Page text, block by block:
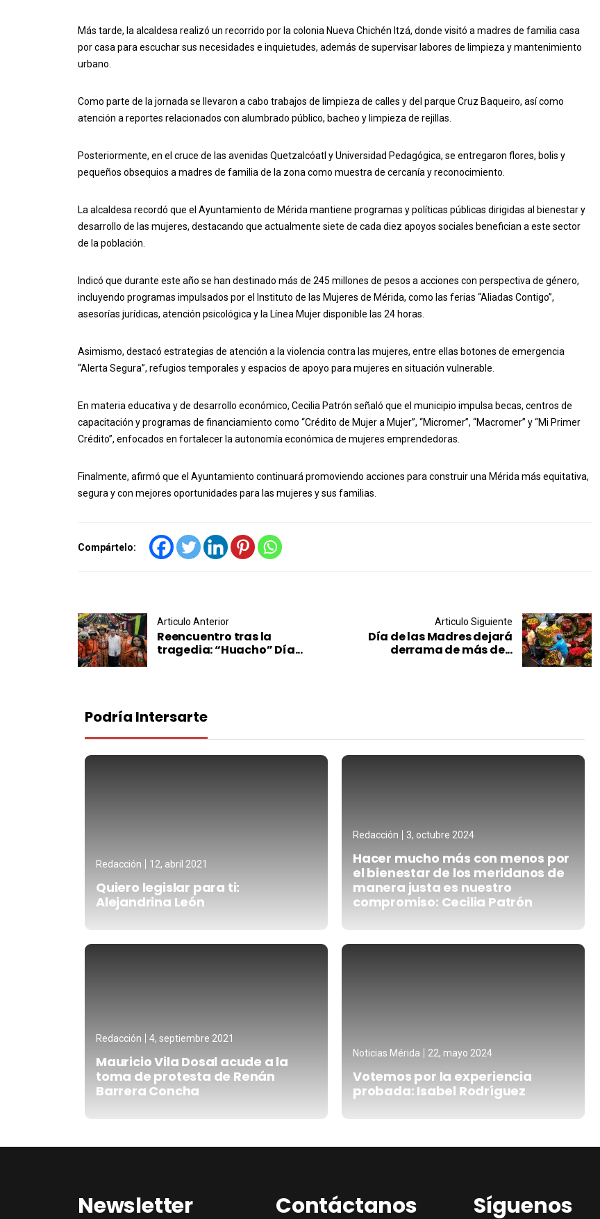
Más tarde, la alcaldesa realizó un recorrido por la colonia Nueva Chichén Itzá, donde visitó a madres de familia casa
por casa para escuchar sus necesidades e inquietudes, además de supervisar labores de limpieza y mantenimiento
urbano.
Como parte de la jornada se llevaron a cabo trabajos de limpieza de calles y del parque Cruz Baqueiro, así como
atención a reportes relacionados con alumbrado público, bacheo y limpieza de rejillas.
Posteriormente, en el cruce de las avenidas Quetzalcóatl y Universidad Pedagógica, se entregaron flores, bolis y
pequeños obsequios a madres de familia de la zona como muestra de cercanía y reconocimiento.
La alcaldesa recordó que el Ayuntamiento de Mérida mantiene programas y políticas públicas dirigidas al bienestar y
desarrollo de las mujeres, destacando que actualmente siete de cada diez apoyos sociales benefician a este sector
de la población.
Indicó que durante este año se han destinado más de 245 millones de pesos a acciones con perspectiva de género,
incluyendo programas impulsados por el Instituto de las Mujeres de Mérida, como las ferias “Aliadas Contigo”,
asesorías jurídicas, atención psicológica y la Línea Mujer disponible las 24 horas.
Asimismo, destacó estrategias de atención a la violencia contra las mujeres, entre ellas botones de emergencia
“Alerta Segura”, refugios temporales y espacios de apoyo para mujeres en situación vulnerable.
En materia educativa y de desarrollo económico, Cecilia Patrón señaló que el municipio impulsa becas, centros de
capacitación y programas de financiamiento como “Crédito de Mujer a Mujer”, “Micromer”, “Macromer” y “Mi Primer
Crédito”, enfocados en fortalecer la autonomía económica de mujeres emprendedoras.
Finalmente, afirmó que el Ayuntamiento continuará promoviendo acciones para construir una Mérida más equitativa,
segura y con mejores oportunidades para las mujeres y sus familias.
Compártelo:
Post navigation
Articulo Anterior
Reencuentro tras la
tragedia: “Huacho” Día...
Articulo Siguiente
Día de las Madres dejará
derrama de más de...
Podría Intersarte
Redacción 12, abril 2021
Quiero legislar para ti:
Alejandrina León
Redacción 3, octubre 2024
Hacer mucho más con menos por
el bienestar de los meridanos de
manera justa es nuestro
compromiso: Cecilia Patrón
Redacción 4, septiembre 2021
Mauricio Vila Dosal acude a la
toma de protesta de Renán
Barrera Concha
Noticias Mérida 22, mayo 2024
Votemos por la experiencia
probada: Isabel Rodríguez
Newsletter Contáctanos Síguenos